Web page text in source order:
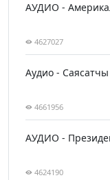
АУДИО -
4627027
Аудио -
4661956
АУДИО -
4624190